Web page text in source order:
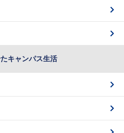
キャンパス生活